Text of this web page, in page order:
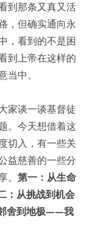
到那条又真又活
，但确实通向永
，看到的不是困
到上帝在这样的
当中。
家谈一谈基督徒
。今天想借着这
切入，有一些关
益慈善的一些分
。 第一：从生命
：从挑战到机会
舍到地极——我